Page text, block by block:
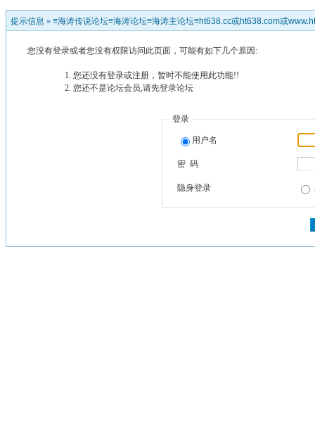
提示信息 » ≡海涛传说论坛≡海涛论坛≡海涛主论坛≡ht638.cc或ht638.com或
您没有登录或者您没有权限访问此页面，可能有如下几个原因:
您还没有登录或注册，暂时不能使用此功能!!
您还不是论坛会员,请先登录论坛
登录
用户名
密 码
隐身登录